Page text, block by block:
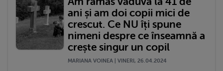
ani și am doi copii mici de
crescut. Ce NU îți spune
nimeni despre ce înseamnă a
crește singur un copil
MARIANA VOINEA | VINERI, 26.04.2024